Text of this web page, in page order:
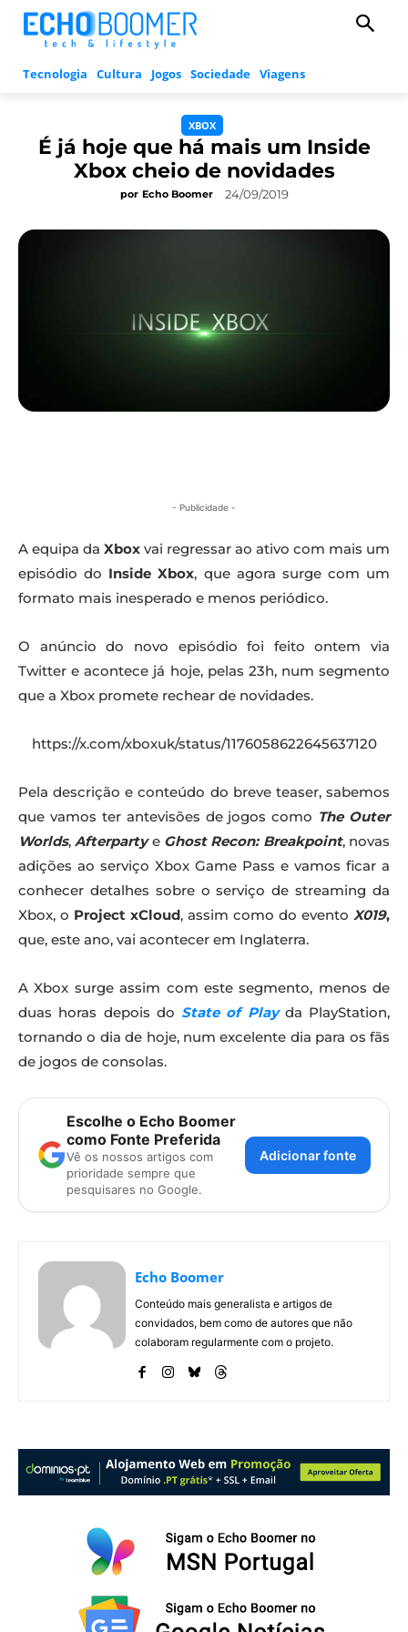
Tecnologia Cultura Jogos Sociedade Viagens
XBOX
É já hoje que há mais um Inside
Xbox cheio de novidades
por Echo Boomer 24/09/2019
- Publicidade -
A equipa da Xbox vai regressar ao ativo com mais um
episódio do Inside Xbox, que agora surge com um
formato mais inesperado e menos periódico.
O anúncio do novo episódio foi feito ontem via
Twitter e acontece já hoje, pelas 23h, num segmento
que a Xbox promete rechear de novidades.
https://x.com/xboxuk/status/1176058622645637120
Pela descrição e conteúdo do breve teaser, sabemos
que vamos ter antevisões de jogos como The Outer
Worlds,Afterpartye Ghost Recon: Breakpoint, novas
adições ao serviço Xbox Game Pass e vamos ficar a
conhecer detalhes sobre o serviço de streaming da
Xbox, o Project xCloud, assim como do evento X019,
que, este ano, vai acontecer em Inglaterra.
A Xbox surge assim com este segmento, menos de
duas horas depois do State of Playda PlayStation,
tornando o dia de hoje, num excelente dia para os fãs
de jogos de consolas.
Escolhe o Echo Boomer
como Fonte Preferida
Vê os nossos artigos com
prioridade sempre que
pesquisares no Google.
Adicionar fonte
Echo Boomer
Conteúdo mais generalista e artigos de
convidados, bem como de autores que não
colaboram regularmente com o projeto.